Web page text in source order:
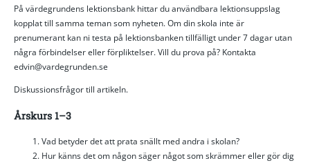
På värdegrundens lektionsbank hittar du användbara lektionsuppslag
kopplat till samma teman som nyheten. Om din skola inte är
prenumerant kan ni testa på lektionsbanken tillfälligt under 7 dagar utan
några förbindelser eller förpliktelser. Vill du prova på? Kontakta
edvin@vardegrunden.se
Diskussionsfrågor till artikeln.
Årskurs 1–3
Vad betyder det att prata snällt med andra i skolan?
Hur känns det om någon säger något som skrämmer eller gör dig